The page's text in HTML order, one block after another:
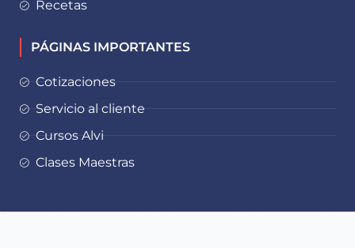
Recetas
PÁGINAS IMPORTANTES
Cotizaciones
Servicio al cliente
Cursos Alvi
Clases Maestras